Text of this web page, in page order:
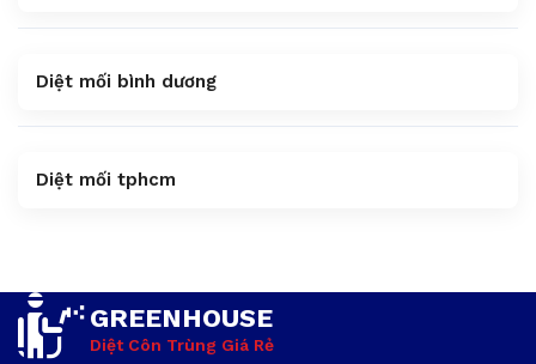
Diệt mối bình dương
Diệt mối tphcm
GREENHOUSE
Diệt Côn Trùng Giá Rẻ